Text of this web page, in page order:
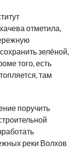
отметила,
зелёной,
того, есть
там
поручить
реки Волхов